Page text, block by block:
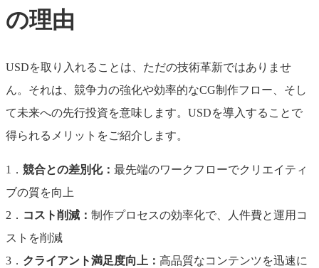
の理由
USDを取り入れることは、ただの技術革新ではありませ
ん。それは、競争力の強化や効率的なCG制作フロー、そし
て未来への先行投資を意味します。USDを導入することで
得られるメリットをご紹介します。
1． 競合との差別化： 最先端のワークフローでクリエイティ
ブの質を向上
2． コスト削減： 制作プロセスの効率化で、人件費と運用コ
ストを削減
3． クライアント満足度向上： 高品質なコンテンツを迅速に